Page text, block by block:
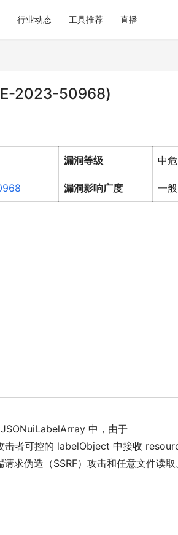
行业动态 工具推荐 直播
2023-50968)
漏洞等级 中危
漏洞影响广度 一般
中，由于
者可控的 labelObject 中接收
求伪造（SSRF）攻击和任意文件读取